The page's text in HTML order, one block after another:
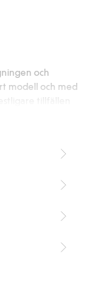
och
modell och med